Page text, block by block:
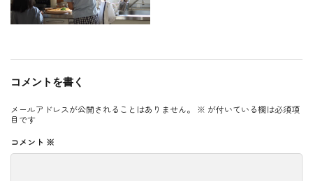
コメントを書く
メールアドレスが公開されることはありません。 ※ が付いている欄は必須項
目です
コメント ※